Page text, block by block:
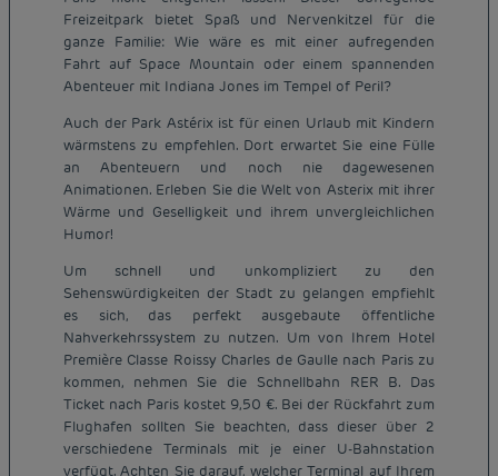
Freizeitpark bietet Spaß und Nervenkitzel für die
ganze Familie: Wie wäre es mit einer aufregenden
Fahrt auf Space Mountain oder einem spannenden
Abenteuer mit Indiana Jones im Tempel of Peril?
Auch der Park Astérix ist für einen Urlaub mit Kindern
wärmstens zu empfehlen. Dort erwartet Sie eine Fülle
an Abenteuern und noch nie dagewesenen
Animationen. Erleben Sie die Welt von Asterix mit ihrer
Wärme und Geselligkeit und ihrem unvergleichlichen
Humor!
Um schnell und unkompliziert zu den
Sehenswürdigkeiten der Stadt zu gelangen empfiehlt
es sich, das perfekt ausgebaute öffentliche
Nahverkehrssystem zu nutzen. Um von Ihrem Hotel
Première Classe Roissy Charles de Gaulle nach Paris zu
kommen, nehmen Sie die Schnellbahn RER B. Das
Ticket nach Paris kostet 9,50 €. Bei der Rückfahrt zum
Flughafen sollten Sie beachten, dass dieser über 2
verschiedene Terminals mit je einer U-Bahnstation
verfügt. Achten Sie darauf, welcher Terminal auf Ihrem